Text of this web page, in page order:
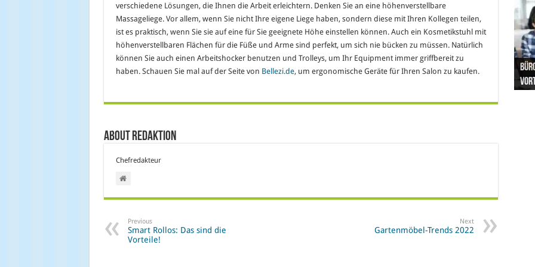
verschiedene Lösungen, die Ihnen die Arbeit erleichtern. Denken Sie an eine höhenverstellbare
Massageliege. Vor allem, wenn Sie nicht Ihre eigene Liege haben, sondern diese mit Ihren Kollegen teilen,
ist es praktisch, wenn Sie sie auf eine für Sie geeignete Höhe einstellen können. Auch ein Kosmetikstuhl mit
höhenverstellbaren Flächen für die Füße und Arme sind perfekt, um sich nie bücken zu müssen. Natürlich
können Sie auch einen Arbeitshocker benutzen und Trolleys, um Ihr Equipment immer griffbereit zu
haben. Schauen Sie mal auf der Seite von Bellezi.de, um ergonomische Geräte für Ihren Salon zu kaufen.
About Redaktion
Chefredakteur
Previous
Smart Rollos: Das sind die
Vorteile!
Next
Gartenmöbel-Trends 2022
Pro